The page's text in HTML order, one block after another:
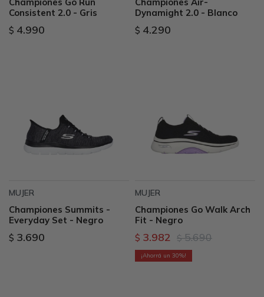
Consistent 2.0 - Gris
$ 4.990
Dynamight 2.0 - Blanco
$ 4.290
MUJER
Championes Summits -
Everyday Set - Negro
$ 3.690
MUJER
Championes Go Walk Arch
Fit - Negro
$ 3.982 $ 5.690
30